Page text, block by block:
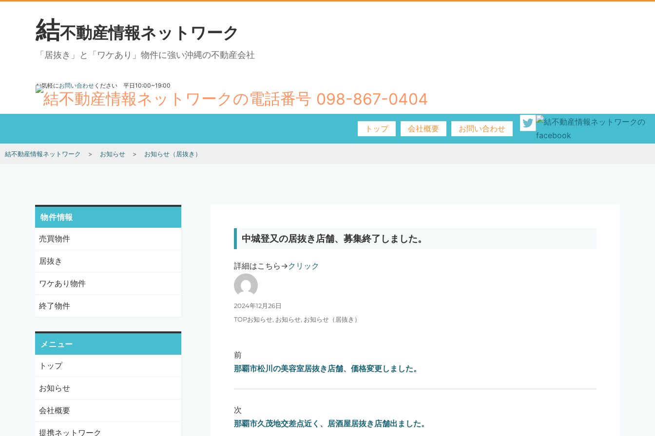
結不動産情報ネットワーク
「居抜き」と「ワケあり」物件に強い沖縄の不動産会社
お気軽にお問い合わせ ください 平日10:00~19:00
098-867-0404
トップ 会社概要 お問い合わせ
結不動産情報ネットワーク お知らせ お知らせ（居抜き）
中城登又の居抜き店舗、募集終了しました。
詳細はこちら→クリック
投稿者
投稿日:
2024年12月26日
カテゴリー
TOPお知らせ, お知らせ, お知らせ（居抜き）
前
那覇市松川の美容室居抜き店舗、価格変更しました。
次
那覇市久茂地交差点近く、居酒屋居抜き店舗出ました。
物件情報
売買物件
居抜き
ワケあり物件
終了物件
メニュー
トップ
お知らせ
会社概要
提携ネットワーク